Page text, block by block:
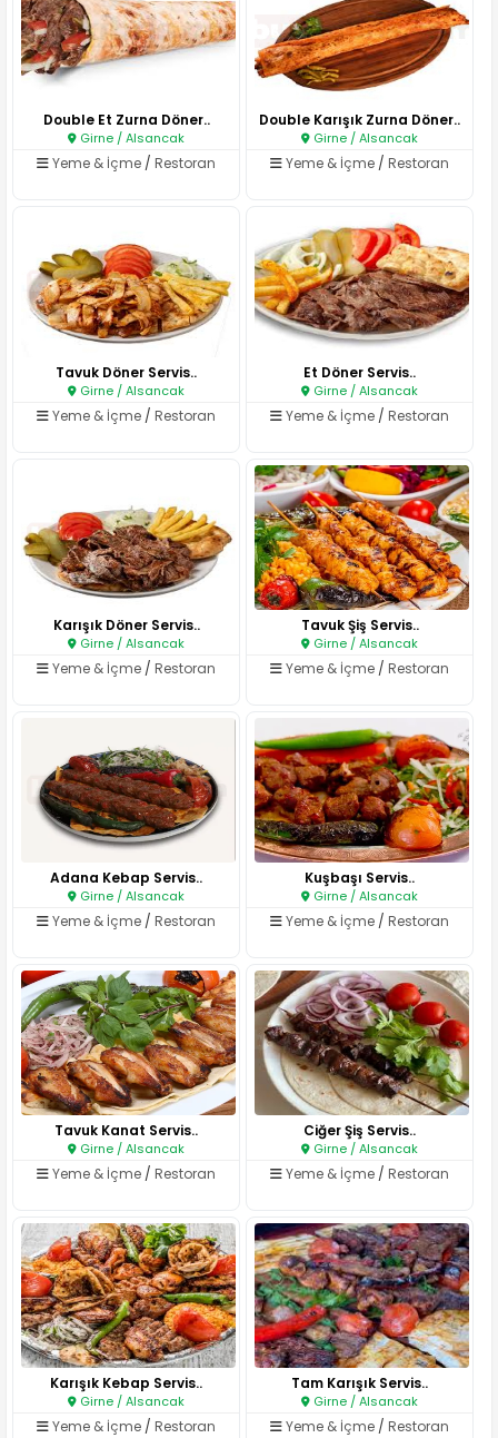
Double Et Zurna Döner..
Girne / Alsancak
Yeme & İçme / Restoran
Double Karışık Zurna Döner..
Girne / Alsancak
Yeme & İçme /Restoran
Tavuk Döner Servis..
Girne / Alsancak
Yeme & İçme / Restoran
Et Döner Servis..
Girne / Alsancak
Yeme & İçme /Restoran
Karışık Döner Servis..
Girne / Alsancak
Yeme & İçme / Restoran
Tavuk Şiş Servis..
Girne / Alsancak
Yeme & İçme /Restoran
Adana Kebap Servis..
Girne / Alsancak
Yeme & İçme / Restoran
Kuşbaşı Servis..
Girne / Alsancak
Yeme & İçme /Restoran
Tavuk Kanat Servis..
Girne / Alsancak
Yeme & İçme / Restoran
Ciğer Şiş Servis..
Girne / Alsancak
Yeme & İçme /Restoran
Karışık Kebap Servis..
Girne / Alsancak
Yeme & İçme / Restoran
Tam Karışık Servis..
Girne / Alsancak
Yeme & İçme /Restoran